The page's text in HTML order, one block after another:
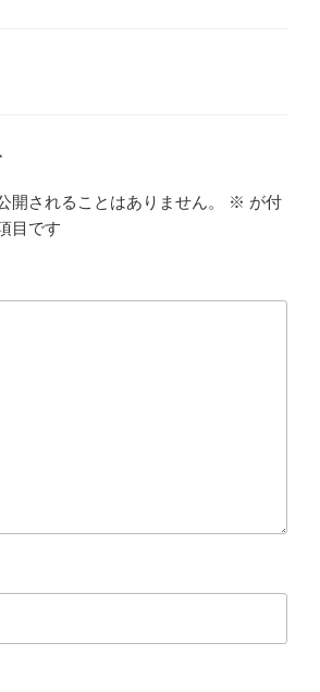
開されることはありません。 ※ が付
目です